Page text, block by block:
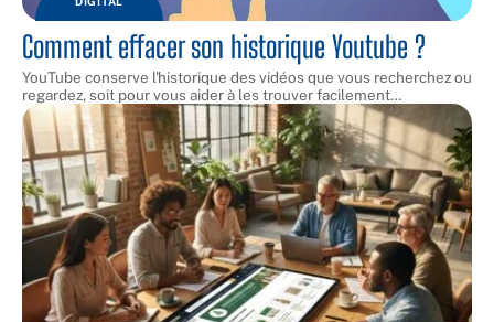
Comment effacer son historique Youtube ?
YouTube conserve l'historique des vidéos que vous recherchez ou
regardez, soit pour vous aider à les trouver facilement…